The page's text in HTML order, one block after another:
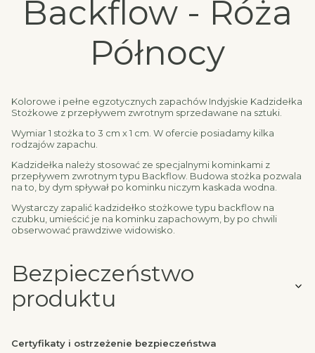
Backflow - Róża
Północy
Kolorowe i pełne egzotycznych zapachów Indyjskie Kadzidełka
Stożkowe z przepływem zwrotnym sprzedawane na sztuki.
Wymiar 1 stożka to 3 cm x 1 cm. W ofercie posiadamy kilka
rodzajów zapachu.
Kadzidełka należy stosować ze specjalnymi kominkami z
przepływem zwrotnym typu Backflow. Budowa stożka pozwala
na to, by dym spływał po kominku niczym kaskada wodna.
Wystarczy zapalić kadzidełko stożkowe typu backflow na
czubku, umieścić je na kominku zapachowym, by po chwili
obserwować prawdziwe widowisko.
Bezpieczeństwo
produktu
Certyfikaty i ostrzeżenie bezpieczeństwa